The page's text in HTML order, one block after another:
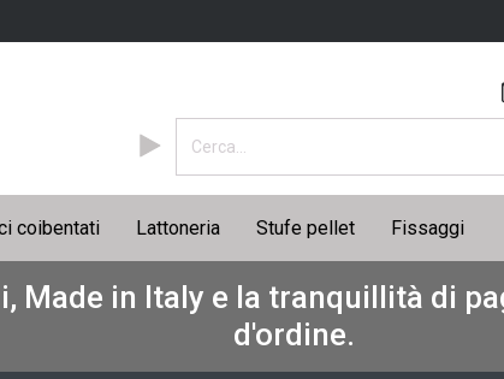
coibentati Lattoneria Stufe pellet Fissaggi
Made in Italy e la tranquillità di
d'ordine.